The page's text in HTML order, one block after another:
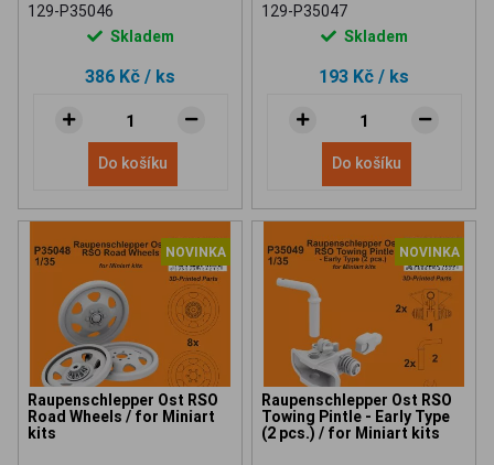
129-P35046
Skladem
386 Kč / ks
Do košíku
129-P35047
Skladem
193 Kč / ks
Do košíku
NOVINKA
Raupenschlepper Ost RSO
Road Wheels / for Miniart
kits
NOVINKA
Raupenschlepper Ost RSO
Towing Pintle - Early Type
(2 pcs.) / for Miniart kits